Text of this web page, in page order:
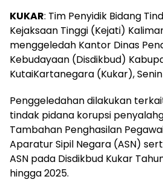
KUKAR: Tim Penyidik Bidang
Kejaksaan Tinggi (Kejati)
menggeledah Kantor Dinas
Kebudayaan (Disdikbud)
KutaiKartanegara (Kukar),
Penggeledahan dilakukan
tindak pidana korupsi
Tambahan Penghasilan
Aparatur Sipil Negara (ASN)
ASN pada Disdikbud Kukar
hingga 2025.